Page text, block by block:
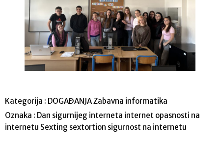
Kategorija : DOGAĐANJAZabavna informatika
Oznaka : Dan sigurnijeg interneta internet opasnosti na
internetu Sexting sextortion sigurnost na internetu